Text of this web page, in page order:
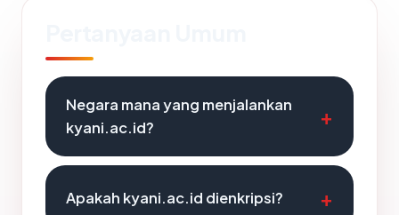
Negara mana yang menjalankan
kyani.ac.id?
Apakah kyani.ac.id dienkripsi?